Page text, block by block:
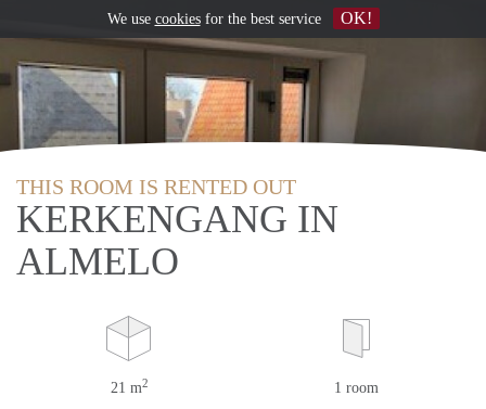
THIS ROOM IS RENTED OUT
KERKENGANG IN
ALMELO
21 m2 1 room
We use cookiesfor the best service OK!